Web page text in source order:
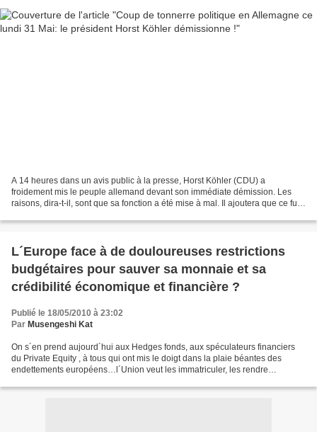
A 14 heures dans un avis public à la presse, Horst Köhler (CDU) a
froidement mis le peuple allemand devant son immédiate démission. Les
raisons, dira-t-il, sont que sa fonction a été mise à mal. Il ajoutera que ce fut
L´Europe face à de douloureuses restrictions
budgétaires pour sauver sa monnaie et sa
crédibilité économique et financière ?
Publié le 18/05/2010 à 23:02
Par Musengeshi Kat
On s´en prend aujourd´hui aux Hedges fonds, aux spéculateurs financiers
du Private Equity , à tous qui ont mis le doigt dans la plaie béantes des
endettements européens…l´Union veut les immatriculer, les rendre